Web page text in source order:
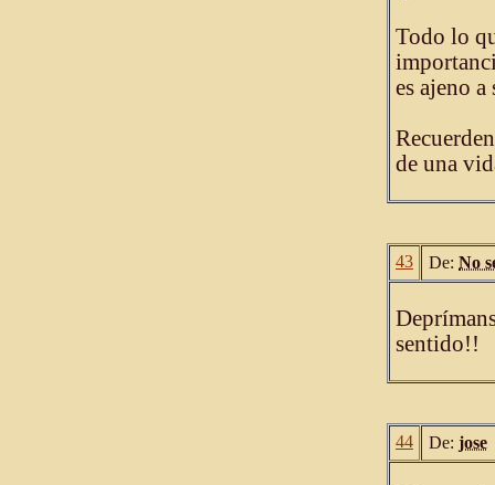
Todo lo
es ajeno a
de una
43 De: No
sentido!!
44 De: jose